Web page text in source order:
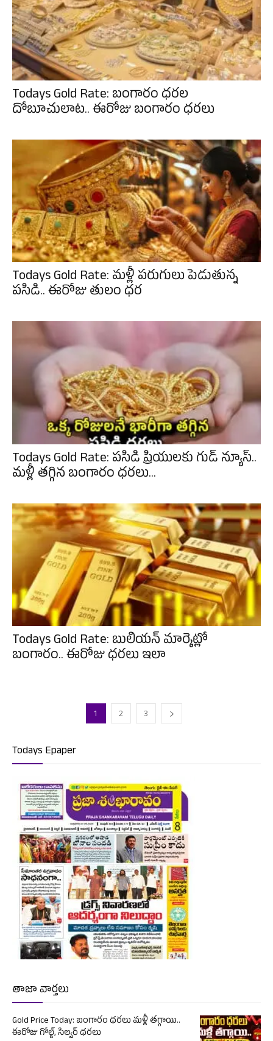
Todays Gold Rate: బంగారం ధరల
దోబూచులాట.. ఈరోజు బంగారం ధరలు
Todays Gold Rate: మళ్లీ పరుగులు పెడుతున్న
పసిడి.. ఈరోజు తులం ధర
Todays Gold Rate: పసిడి ప్రియులకు గుడ్ న్యూస్..
మళ్లీ తగ్గిన బంగారం ధరలు...
Todays Gold Rate: బులియన్ మార్కెట్లో
బంగారం.. ఈరోజు ధరలు ఇలా
1 2 3
Todays Epaper
తాజా వార్తలు
Gold Price Today: బంగారం ధరలు మళ్లీ తగ్గాయి..
ఈరోజు గోల్డ్, సిల్వర్ ధరలు